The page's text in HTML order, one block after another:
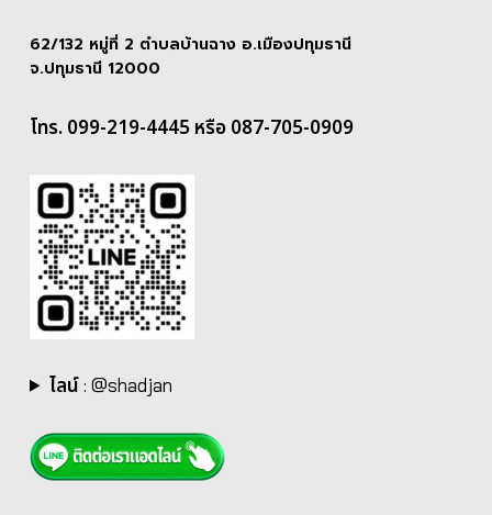
62/132 หมู่ที่ 2 ตำบลบ้านฉาง อ.เมืองปทุมธานี
จ.ปทุมธานี 12000
โทร. 099-219-4445 หรือ 087-705-0909
ไลน์: @shadjan